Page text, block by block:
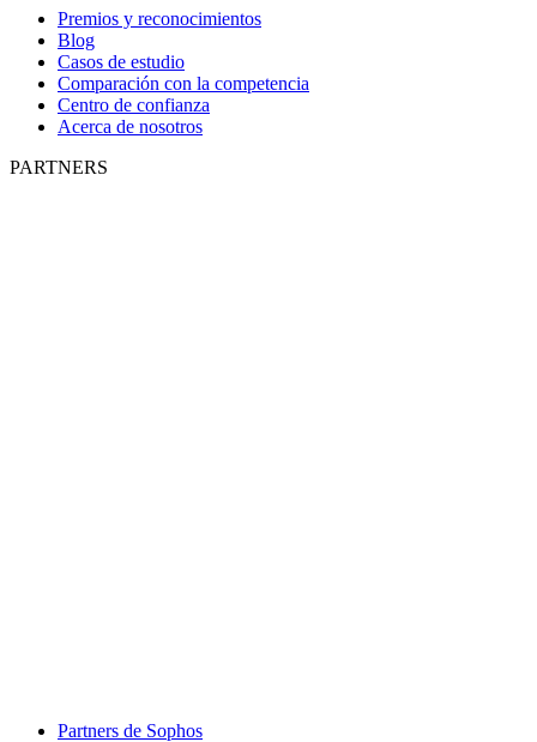
Premios y reconocimientos
Blog
Casos de estudio
Comparación con la competencia
Centro de confianza
Acerca de nosotros
PARTNERS
Partners de Sophos